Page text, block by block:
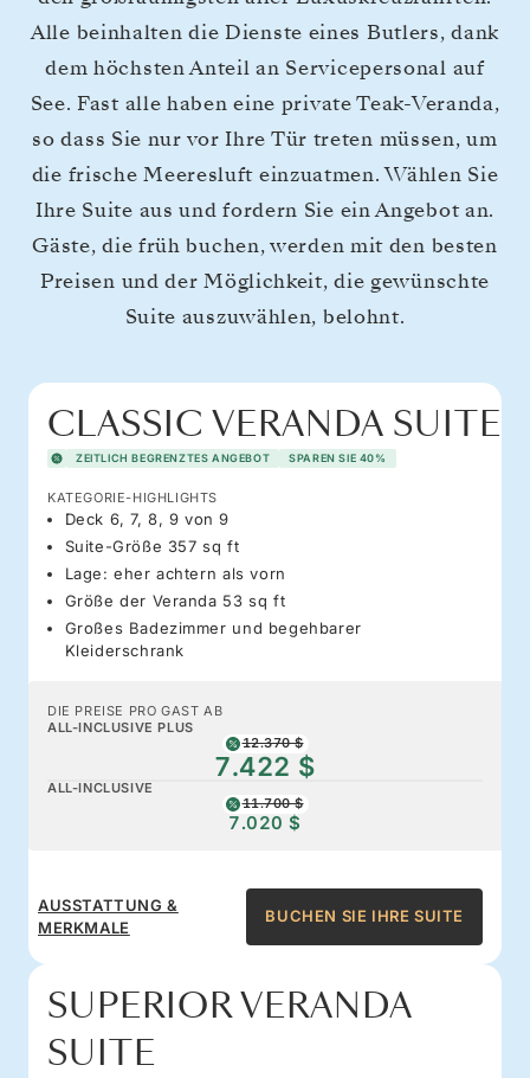
Alle beinhalten die Dienste eines Butlers, dank
dem höchsten Anteil an Servicepersonal auf
See. Fast alle haben eine private Teak-Veranda,
so dass Sie nur vor Ihre Tür treten müssen, um
die frische Meeresluft einzuatmen. Wählen Sie
Ihre Suite aus und fordern Sie ein Angebot an.
Gäste, die früh buchen, werden mit den besten
Preisen und der Möglichkeit, die gewünschte
Suite auszuwählen, belohnt.
CLASSIC VERANDA SUITE
ZEITLICH BEGRENZTES ANGEBOT SPAREN SIE 40%
KATEGORIE-HIGHLIGHTS
Deck 6, 7, 8, 9 von 9
Suite-Größe 357 sq ft
Lage: eher achtern als vorn
Größe der Veranda 53 sq ft
Großes Badezimmer und begehbarer
Kleiderschrank
DIE PREISE PRO GAST AB
ALL-INCLUSIVE PLUS
12.370 $
7.422 $
ALL-INCLUSIVE
11.700 $
7.020 $
AUSSTATTUNG &
MERKMALE
BUCHEN SIE IHRE SUITE
SUPERIOR VERANDA
SUITE